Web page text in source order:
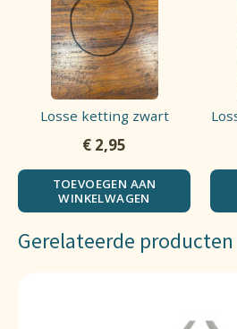
Losse ketting zwart
€ 2,95
TOEVOEGEN AAN
WINKELWAGEN
Gerelateerde producten